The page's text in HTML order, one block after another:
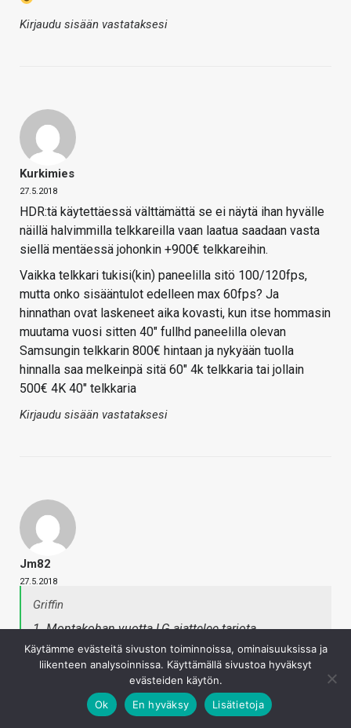
Kirjaudu sisään vastataksesi
Kurkimies
27.5.2018
HDR:tä käytettäessä välttämättä se ei näytä ihan hyvälle
näillä halvimmilla telkkareilla vaan laatua saadaan vasta
siellä mentäessä johonkin +900€ telkkareihin.
Vaikka telkkari tukisi(kin) paneelilla sitö 100/120fps,
mutta onko sisääntulot edelleen max 60fps? Ja
hinnathan ovat laskeneet aika kovasti, kun itse hommasin
muutama vuosi sitten 40″ fullhd paneelilla olevan
Samsungin telkkarin 800€ hintaan ja nykyään tuolla
hinnalla saa melkeinpä sitä 60″ 4k telkkaria tai jollain
500€ 4K 40″ telkkaria
Kirjaudu sisään vastataksesi
Jm82
27.5.2018
Griffin
1. Montakohan vuotta LG ajattelee tarjota
käyttispäivityksiä laitteilleen?
2. Mikäköhän mahtaa olla laitteiden arvioitu kestoikä
LG:llä? (Aikoinaan kuvaputkelliset televisiot kestivät
maltillisella korjausmäärällä yleensä sen 10-25
Käytämme evästeitä sivuston toiminnoissa, ominaisuuksissa ja
liikenteen analysoinnissa. Käyttämällä sivustoa hyväksyt
evästeiden käytön.
Ok
En hyväksy Lisätietoja